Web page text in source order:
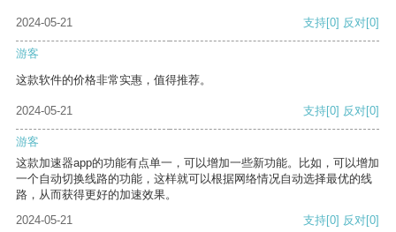
2024-05-21 支持[0] 反对[0]
游客
这款软件的价格非常实惠，值得推荐。
2024-05-21 支持[0] 反对[0]
游客
这款加速器app的功能有点单一，可以增加一些新功能。比如，可以增加
一个自动切换线路的功能，这样就可以根据网络情况自动选择最优的线
路，从而获得更好的加速效果。
2024-05-21
支持[0] 反对[0]